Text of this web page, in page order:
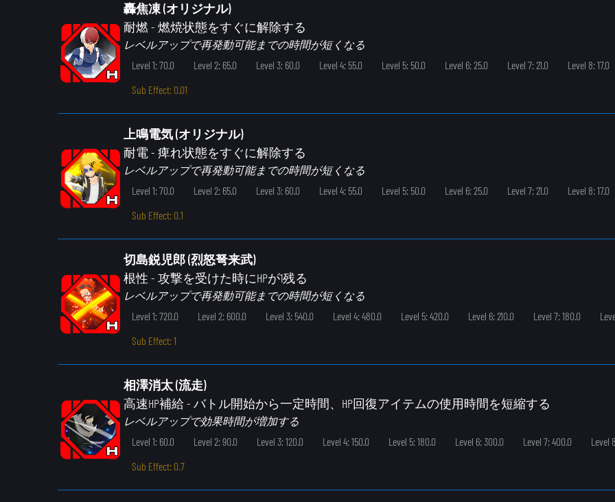
轟焦凍 (オリジナル)
耐燃 - 燃焼状態をすぐに解除する
レベルアップで再発動可能までの時間が短くなる
Level 1: 70.0
Level 2: 65.0 Level 3: 60.0 Level 4: 55.0 Level 5: 50.0 Level 6: 25.0 Level 7: 21.0 Level 8: 17.0
Sub Effect: 0.01
上鳴電気 (オリジナル)
耐電 - 痺れ状態をすぐに解除する
レベルアップで再発動可能までの時間が短くなる
Level 1: 70.0
Level 2: 65.0 Level 3: 60.0 Level 4: 55.0 Level 5: 50.0 Level 6: 25.0 Level 7: 21.0 Level 8: 17.0
Sub Effect: 0.1
切島鋭児郎 (烈怒弩来武)
根性 - 攻撃を受けた時にHPが1残る
レベルアップで再発動可能までの時間が短くなる
Level 1: 720.0
Level 2: 600.0 Level 3: 540.0 Level 4: 480.0 Level 5: 420.0 Level 6: 210.0 Level 7: 180.0
Sub Effect: 1
相澤消太 (流走)
高速HP補給 - バトル開始から一定時間、HP回復アイテムの使用時間を短縮する
レベルアップで効果時間が増加する
Level 1: 60.0
Level 2: 90.0 Level 3: 120.0 Level 4: 150.0 Level 5: 180.0 Level 6: 300.0 Level 7: 400.0 Level
Sub Effect: 0.7